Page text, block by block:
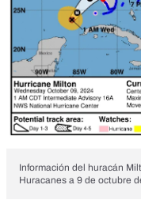
Información del huracán
Huracanes a 9 de octubre